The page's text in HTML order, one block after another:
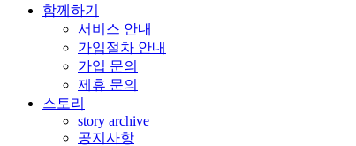
함께하기
서비스 안내
가입절차 안내
가입 문의
제휴 문의
스토리
story archive
공지사항